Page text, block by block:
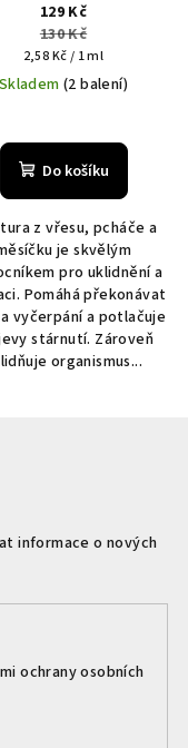
129 Kč
130 Kč
Měrná
cena:
2,58 Kč / 1 ml
Skladem(2 balení)
Do košíku
z vřesu, pcháče a
je skvělým
pro uklidnění a
Pomáhá překonávat
vyčerpání a potlačuje
stárnutí. Zároveň
organismus...
informace o nových
ochrany osobních